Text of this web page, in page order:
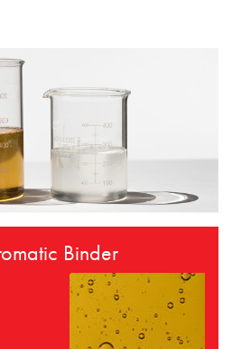
Binder